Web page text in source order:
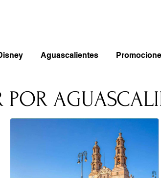
Aguascalientes
POR